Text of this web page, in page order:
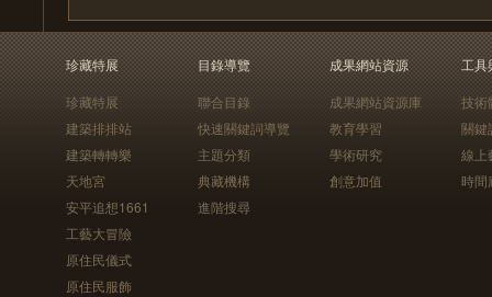
珍藏特展
珍藏特展
建築排排站
建築轉轉樂
天地宮
安平追想1661
工藝大冒險
原住民儀式
原住民服飾
目錄導覽
聯合目錄
快速關鍵詞導覽
主題分類
典藏機構
進階搜尋
成果網站資源
成果網站資源庫
教育學習
學術研究
創意加值
工具
技術
關鍵
線上
時間